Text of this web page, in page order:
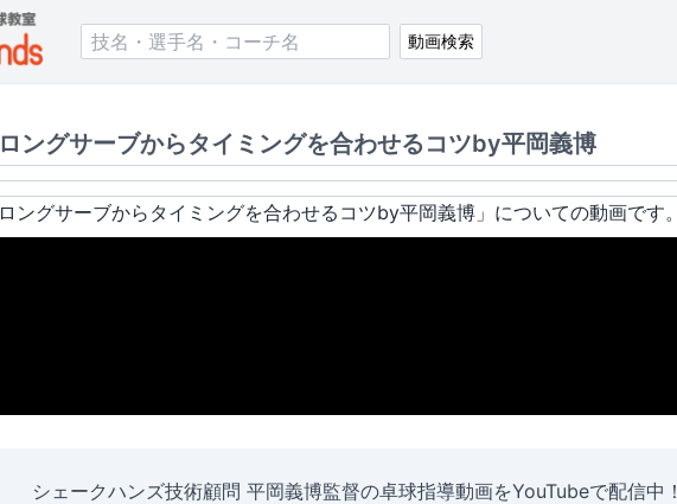
動画検索
ロングサーブからタイミングを合わせるコツby平岡義博
ロングサーブからタイミングを合わせるコツby平岡義博 」についての動画です。
シェークハンズ技術顧問 平岡義博監督の卓球指導動画をYouTubeで配信中！